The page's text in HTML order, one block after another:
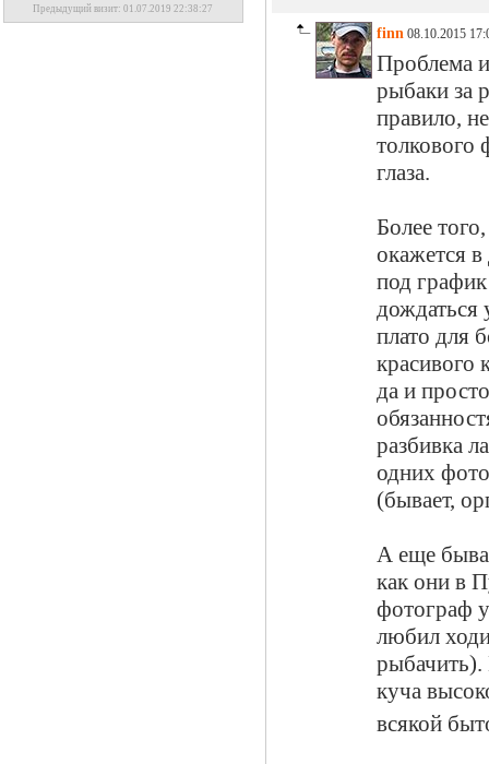
Предыдущий визит: 01.07.2019 22:38:27
finn08.10.2015
Проблема
рыбаки за
правило,
толкового
глаза.
Более
окажется
под
дождаться
плато для
красивого
да и
разбивка
одних
(бывает,
А еще
как они в
фотограф
любил
рыбачить).
куча
всякой